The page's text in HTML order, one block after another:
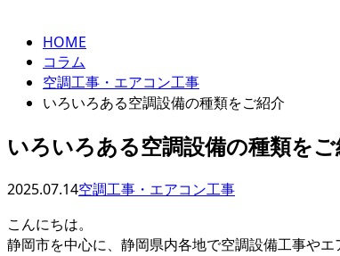
HOME
コラム
空調工事・エアコン工事
いろいろある空調設備の種類をご紹介
いろいろある空調設備の種類を
2025.07.14空調工事・エアコン工事
こんにちは。
静岡市を中心に、静岡県内各地で空調設備工事や